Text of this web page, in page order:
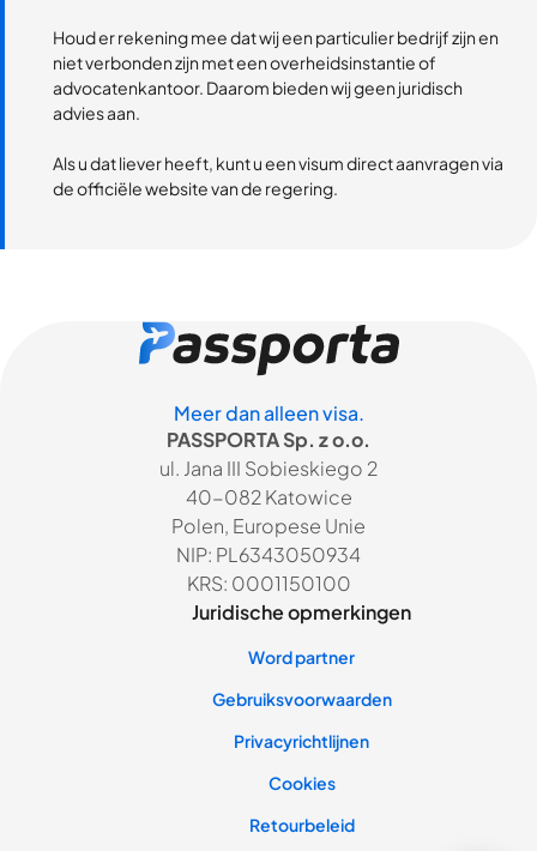
Houd er rekening mee dat wij een particulier bedrijf zijn en
niet verbonden zijn met een overheidsinstantie of
advocatenkantoor. Daarom bieden wij geen juridisch
advies aan.
Als u dat liever heeft, kunt u een visum direct aanvragen via
de officiële website van de regering.
Meer dan alleen visa.
PASSPORTA Sp. z o.o.
ul. Jana III Sobieskiego 2
40-082 Katowice
Polen, Europese Unie
NIP: PL6343050934
KRS: 0001150100
Juridische opmerkingen
Word partner
Gebruiksvoorwaarden
Privacyrichtlijnen
Cookies
Retourbeleid